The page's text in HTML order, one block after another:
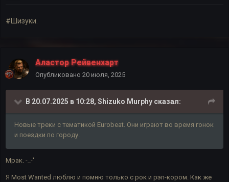
#Шизуки.
Аластор Рейвенхарт
Опубликовано 20 июля, 2025
В 20.07.2025 в 10:28, Shizuko Murphy сказал:
Новые треки с тематикой Eurobeat. Они играют во время гонок
и поездки по городу.
Мрак. -_-'
Я Most Wanted люблю и помню только с рок и рэп-кором. Как же